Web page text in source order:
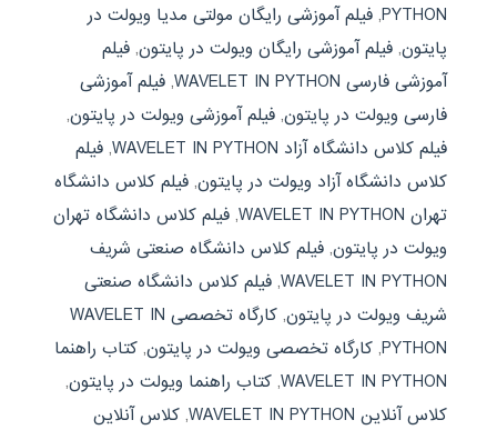
PYTHON
, فیلم آموزشی رایگان مولتی مدیا ویولت در
پایتون, فیلم آموزشی رایگان ویولت در پایتون, فیلم
آموزشی فارسی WAVELET IN PYTHON
, فیلم آموزشی
فارسی ویولت در پایتون, فیلم آموزشی ویولت در پایتون,
فیلم کلاس دانشگاه آزاد WAVELET IN PYTHON
, فیلم
کلاس دانشگاه آزاد ویولت در پایتون, فیلم کلاس دانشگاه
تهران WAVELET IN PYTHON
, فیلم کلاس دانشگاه تهران
ویولت در پایتون, فیلم کلاس دانشگاه صنعتی شریف
WAVELET IN PYTHON
, فیلم کلاس دانشگاه صنعتی
شریف ویولت در پایتون,
کارگاه تخصصی WAVELET IN
PYTHON
, کارگاه تخصصی ویولت در پایتون, کتاب راهنما
WAVELET IN PYTHON
, کتاب راهنما ویولت در پایتون,
کلاس آنلاین WAVELET IN PYTHON
, کلاس آنلاین